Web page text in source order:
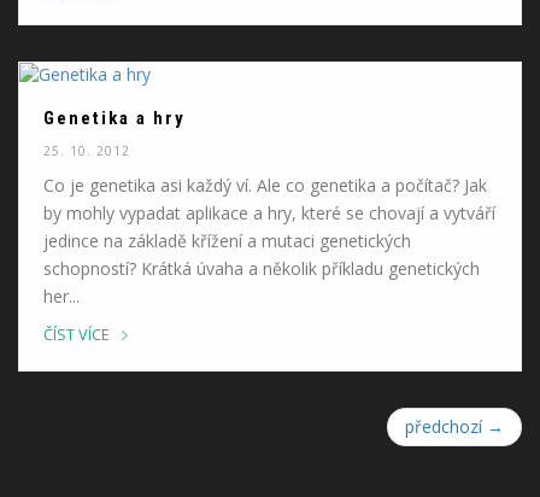
Genetika a hry
25. 10. 2012
Co je genetika asi každý ví. Ale co genetika a počítač? Jak
by mohly vypadat aplikace a hry, které se chovají a vytváří
jedince na základě křížení a mutaci genetických
schopností? Krátká úvaha a několik příkladu genetických
her...
ČÍST VÍCE
předchozí →